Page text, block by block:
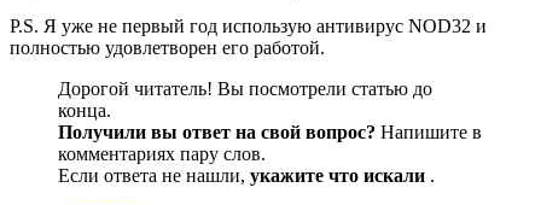
P.S. Я уже не первый год использую антивирус NOD32 и
полностью удовлетворен его работой.
Дорогой читатель! Вы посмотрели статью до
конца.
Получили вы ответ на свой вопрос? Напишите в
комментариях пару слов.
Если ответа не нашли, укажите что искали .